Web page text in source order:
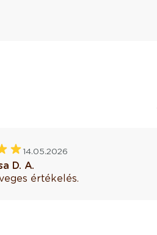
14.05.2026
D. A.
értékelés.